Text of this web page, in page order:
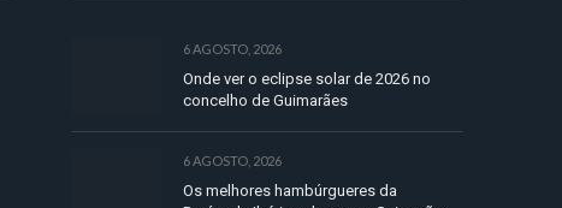
6 AGOSTO, 2026
Onde ver o eclipse solar de 2026 no
concelho de Guimarães
6 AGOSTO, 2026
Os melhores hambúrgueres da